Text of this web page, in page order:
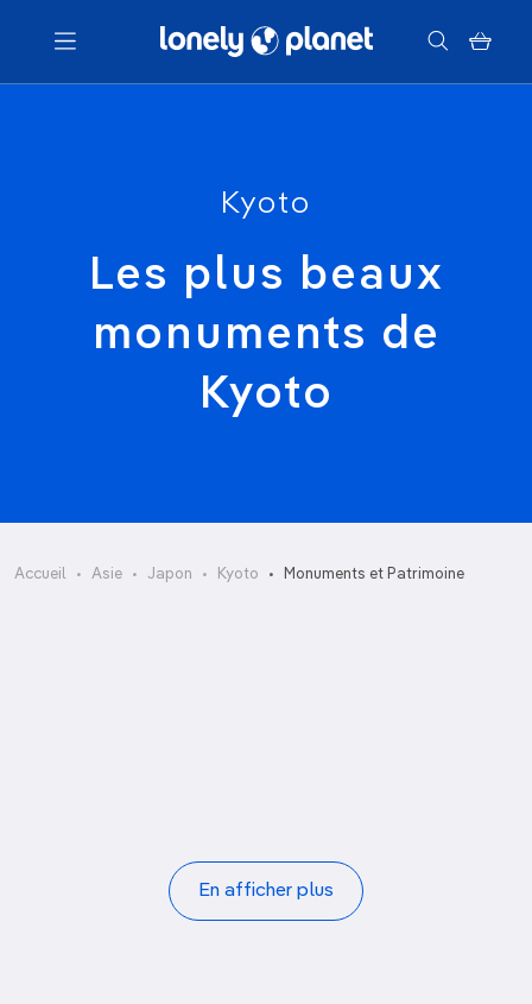
Menu
Votre recherche
Kyoto
Les plus beaux
monuments de
Kyoto
Accueil Asie Japon Kyoto Monuments et Patrimoine
Eikan-do
Gare de Kyoto
En afficher plus